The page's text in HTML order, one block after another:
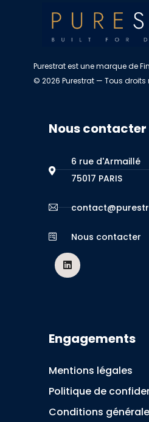
Purestrat est une marque de
© 2026 Purestrat — Tous droits
Nous contacter
6 rue d'Armaillé
75017 PARIS
Nous contacter
Engagements
Mentions légales
Politique de
Conditions